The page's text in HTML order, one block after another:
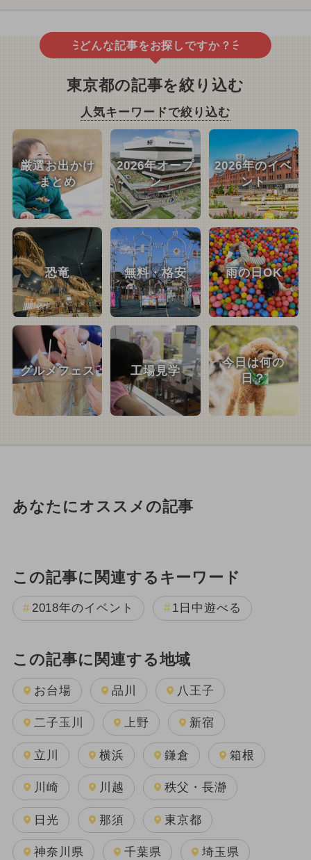
どんな記事をお探しですか？
東京都の記事を絞り込む
人気キーワードで絞り込む
厳選お出かけ
まとめ
2026年オープ
ン
2026年のイベ
ント
恐竜 無料・格安 雨の日OK
グルメフェス 工場見学
今日は何の
日？
あなたにオススメの記事
この記事に関連するキーワード
2018年のイベント 1日中遊べる
この記事に関連する地域
お台場 品川 八王子
二子玉川 上野 新宿
立川 横浜 鎌倉 箱根
川崎 川越 秩父・長瀞
日光 那須 東京都
神奈川県 千葉県 埼玉県